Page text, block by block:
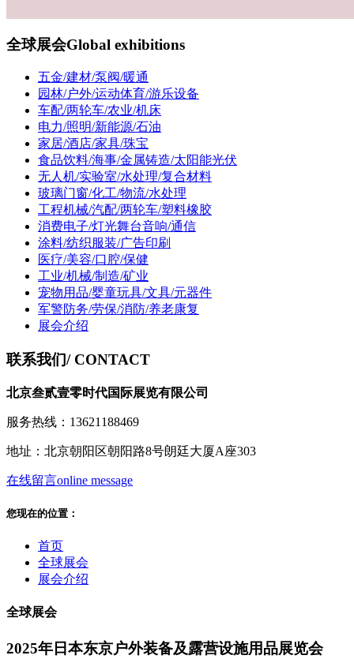
全球展会Global exhibitions
五金/建材/泵阀/暖通
园林/户外/运动体育/游乐设备
车配/两轮车/农业/机床
电力/照明/新能源/石油
家居/酒店/家具/珠宝
食品饮料/海事/金属铸造/太阳能光伏
无人机/实验室/水处理/复合材料
玻璃门窗/化工/物流/水处理
工程机械/汽配/两轮车/塑料橡胶
消费电子/灯光舞台音响/通信
涂料/纺织服装/广告印刷
医疗/美容/口腔/保健
工业/机械/制造/矿业
宠物用品/婴童玩具/文具/元器件
军警防务/劳保/消防/养老康复
展会介绍
联系我们/ CONTACT
北京叁贰壹零时代国际展览有限公司
服务热线：13621188469
地址：北京朝阳区朝阳路8号朗廷大厦A座303
在线留言online message
您现在的位置：
首页
全球展会
展会介绍
全球展会
2025年日本东京户外装备及露营设施用品展览会